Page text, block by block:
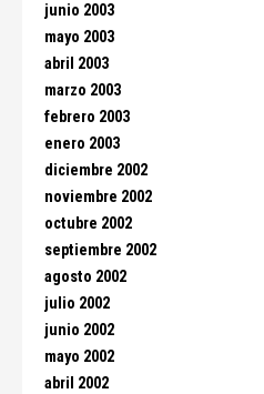
junio 2003
mayo 2003
abril 2003
marzo 2003
febrero 2003
enero 2003
diciembre 2002
noviembre 2002
octubre 2002
septiembre 2002
agosto 2002
julio 2002
junio 2002
mayo 2002
abril 2002